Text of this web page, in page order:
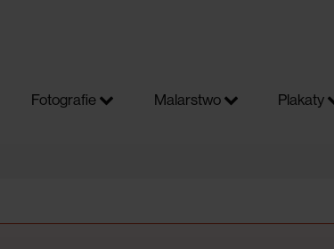
Fotografie Malarstwo Plakaty